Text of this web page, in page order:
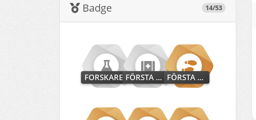
Badge 14/53
FORSKARE FÖRSTA HJÄLPAREN FÖRSTA STEGET